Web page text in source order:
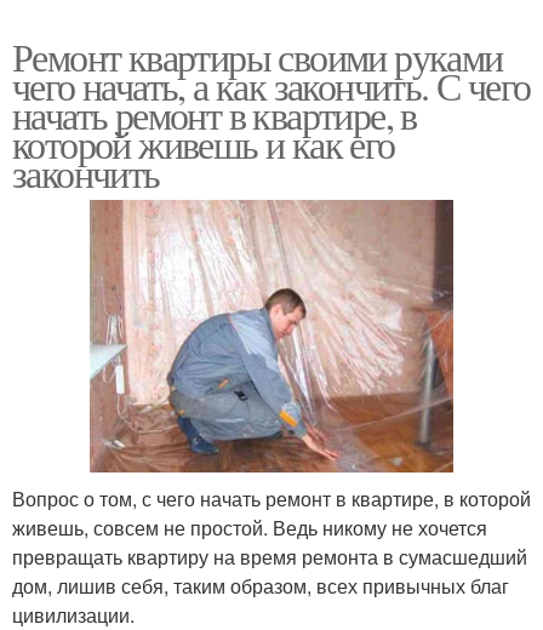
Ремонт квартиры своими руками
чего начать, а как закончить. С чего
начать ремонт в квартире, в
которой живешь и как его
закончить
Вопрос о том, с чего начать ремонт в квартире, в которой
живешь, совсем не простой. Ведь никому не хочется
превращать квартиру на время ремонта в сумасшедший
дом, лишив себя, таким образом, всех привычных благ
цивилизации.